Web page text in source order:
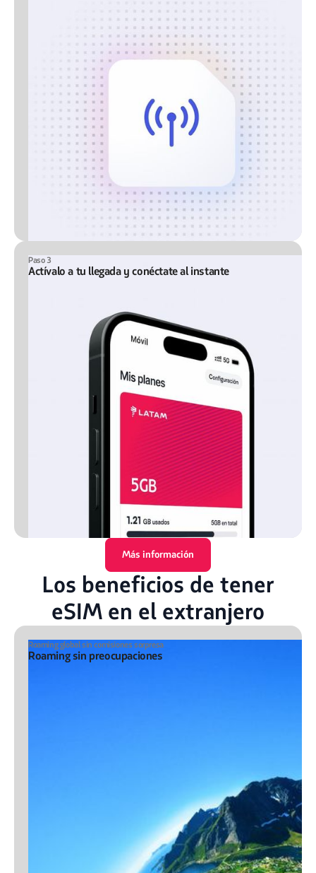
Paso 3
Actívalo a tu llegada y conéctate al instante
Más información
Los beneficios de tener
eSIM en el extranjero
Roaming global sin comisiones sorpresa
Roaming sin preocupaciones